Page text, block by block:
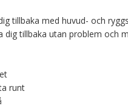
tillbaka med huvud- och
tillbaka utan problem och
runt